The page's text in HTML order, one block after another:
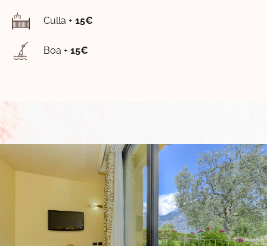
Culla + 15€
Boa + 15€